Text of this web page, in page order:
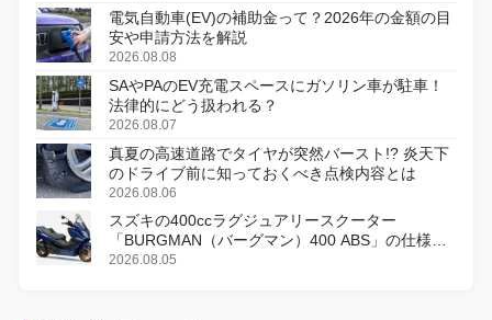
電気自動車(EV)の補助金って？2026年の金額の目
安や申請方法を解説
2026.08.08
SAやPAのEV充電スペースにガソリン車が駐車！
法律的にどう扱われる？
2026.08.07
真夏の高速道路でタイヤが突然バースト!? 炎天下
のドライブ前に知っておくべき点検内容とは
2026.08.06
スズキの400ccラグジュアリースクーター
「BURGMAN（バーグマン）400 ABS」の仕様を
変更し、8月18日に発売
2026.08.05